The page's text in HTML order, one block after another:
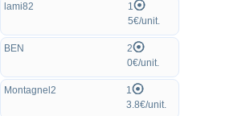
lami82
1
5€/unit.
BEN
2
0€/unit.
Montagnel2
1
3.8€/unit.